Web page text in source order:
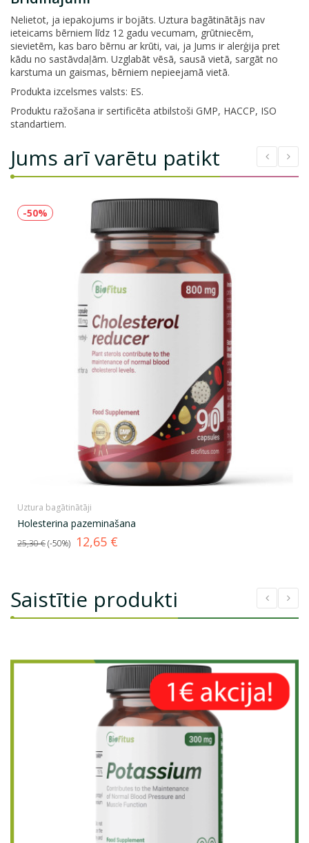
Nelietot, ja iepakojums ir bojāts. Uztura bagātinātājs nav
ieteicams bērniem līdz 12 gadu vecumam, grūtniecēm,
sievietēm, kas baro bērnu ar krūti, vai, ja Jums ir alerģija pret
kādu no sastāvdaļām. Uzglabāt vēsā, sausā vietā, sargāt no
karstuma un gaismas, bērniem nepieejamā vietā.
Produkta izcelsmes valsts: ES.
Produktu ražošana ir sertificēta atbilstoši GMP, HACCP, ISO
standartiem.
Jums arī varētu patikt
-50%
Uztura bagātinātāji
Holesterina pazeminašana
Standarta
cena
25,30 € -50% Cena
12,65 €
Saistītie produkti